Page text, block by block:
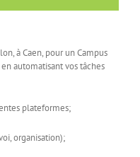
à Caen, pour un Campus
automatisant vos tâches
plateformes;
organisation);